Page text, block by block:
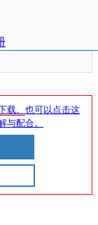
载。 也可以点击这
与配合。